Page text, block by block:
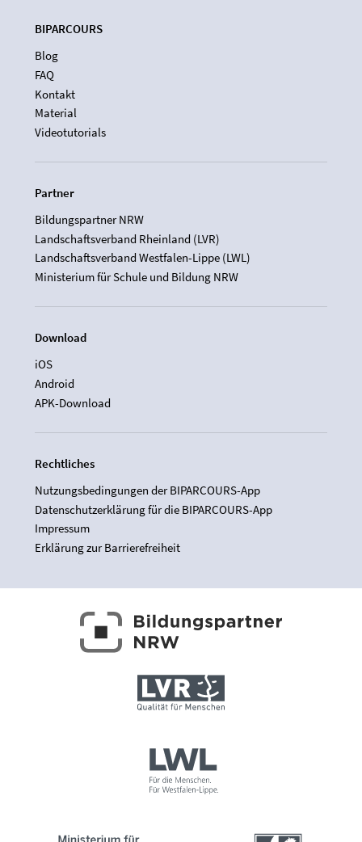
BIPARCOURS
Blog
FAQ
Kontakt
Material
Videotutorials
Partner
Bildungspartner NRW
Landschaftsverband Rheinland (LVR)
Landschaftsverband Westfalen-Lippe (LWL)
Ministerium für Schule und Bildung NRW
Download
iOS
Android
APK-Download
Rechtliches
Nutzungsbedingungen der BIPARCOURS-App
Datenschutzerklärung für die BIPARCOURS-App
Impressum
Erklärung zur Barrierefreiheit